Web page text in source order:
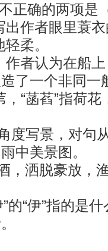
正确的两项是
作者眼里蓑衣
柔。
作者认为在船
了一个非同一
“菡萏”指荷花
度写景，对句
中美景图。
，洒脱豪放，
的“伊”指的是